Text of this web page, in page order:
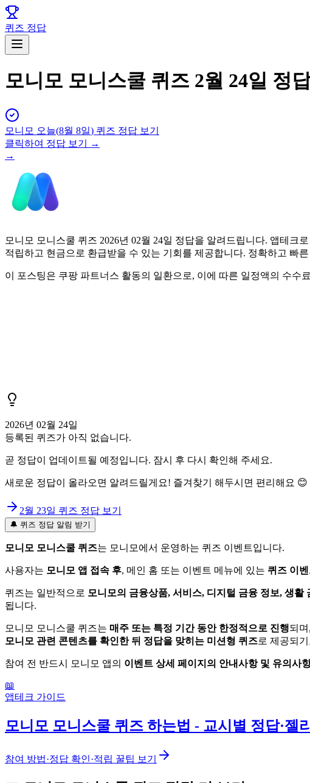
퀴즈 정답
모니모 모니스쿨 퀴즈 2월 24일 정
모니모 오늘(8월 8일) 퀴즈 정답 보기
클릭하여 정답 보기 →
→
모니모 모니스쿨 퀴즈 2026년 02월 24일 정답을 알려드립니다. 앱테
적립하고 현금으로 환급받을 수 있는 기회를 제공합니다. 정확하고 빠
이 포스팅은 쿠팡 파트너스 활동의 일환으로, 이에 따른 일정액의 수수
2026년 02월 24일
등록된 퀴즈가 아직 없습니다.
곧 정답이 업데이트될 예정입니다. 잠시 후 다시 확인해 주세요.
새로운 정답이 올라오면 알려드릴게요! 즐겨찾기 해두시면 편리해요 😊
2월 23일 퀴즈 정답 보기
🔔 퀴즈 정답 알림 받기
모니모 모니스쿨 퀴즈는 모니모에서 운영하는 퀴즈 이벤트입니다.
사용자는 모니모 앱 접속 후, 메인 홈 또는 이벤트 메뉴에 있는 퀴즈 이
퀴즈는 일반적으로 모니모의 금융상품, 서비스, 디지털 금융 정보, 생활
됩니다.
모니모 모니스쿨 퀴즈는 매주 또는 특정 기간 동안 한정적으로 진행되
모니모 관련 콘텐츠를 확인한 뒤 정답을 맞히는 미션형 퀴즈로 제공되
참여 전 반드시 모니모 앱의 이벤트 상세 페이지의 안내사항 및 유의사
📖
앱테크 가이드
모니모 모니스쿨 퀴즈 하는법 - 교시별 정답·젤리
참여 방법·정답 확인·적립 꿀팁 보기